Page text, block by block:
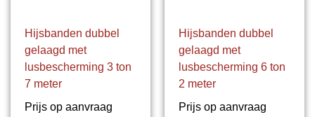
Hijsbanden dubbel
gelaagd met
lusbescherming 3 ton
7 meter
Prijs op aanvraag
Hijsbanden dubbel
gelaagd met
lusbescherming 6 ton
2 meter
Prijs op aanvraag